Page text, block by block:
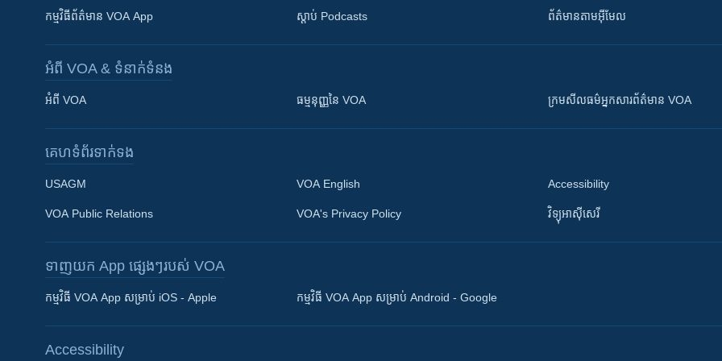
Khmer English
កម្មវិធី​ព័ត៌មាន VOA App ស្តាប់ Podcasts ព័ត៌មាន​តាម​អ៊ីមែល
អំពី​ VOA & ទំនាក់ទំនង
អំពី​ VOA ធម្មនុញ្ញ​នៃ VOA ក្រម​​​សីលធម៌​​​អ្នក​​​សារព័ត៌មាន VOA
គេហទំព័រ​​ទាក់ទង
USAGM
VOA Public Relations
VOA English
VOA's Privacy Policy
Accessibility
វិទ្យុ​អាស៊ី​សេរី
ទាញយក​ App ផ្សេងៗ​របស់​ VOA
កម្មវិធី​ VOA App សម្រាប់ iOS - Apple កម្មវិធី​ VOA App សម្រាប់ Android - Google
Accessibility